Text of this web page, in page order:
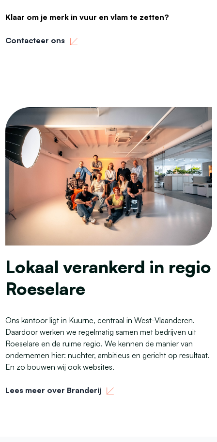
Klaar om je merk in vuur en vlam te zetten?
Contacteer ons
Lokaal verankerd in regio
Roeselare
Ons kantoor ligt in Kuurne, centraal in West-Vlaanderen.
Daardoor werken we regelmatig samen met bedrijven uit
Roeselare en de ruime regio. We kennen de manier van
ondernemen hier: nuchter, ambitieus en gericht op resultaat.
En zo bouwen wij ook websites.
Lees meer over Branderij